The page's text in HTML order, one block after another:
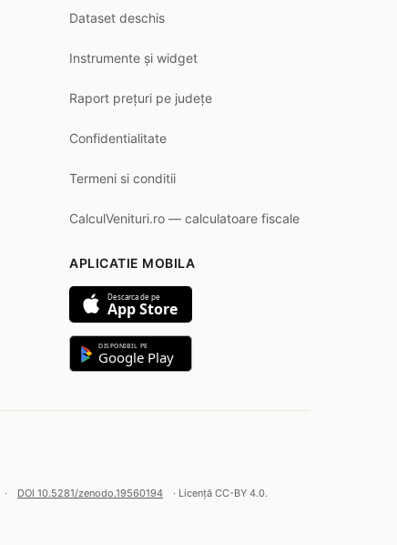
Dataset deschis
Instrumente și widget
Raport prețuri pe județe
Confidentialitate
Termeni si conditii
CalculVenituri.ro — calculatoare fiscale
APLICATIE MOBILA
Descarca de pe
App Store
DISPONIBIL PE
Google Play
· DOI 10.5281/zenodo.19560194 · Licență CC-BY 4.0.